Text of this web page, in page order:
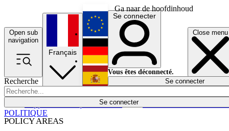
Ga naar de hoofdinhoud
Open sub
navigation
Close menu
Recherche
Se connecter
POLICY AREAS
Économie
Français
English
Deutsch
Español
Se connecter
Vous êtes déconnecté.
Se connecter
POLITIQUE